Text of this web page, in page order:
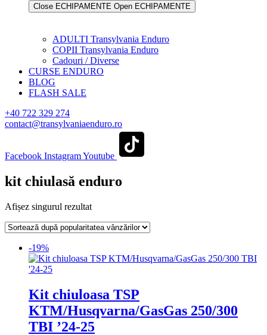
Close ECHIPAMENTE Open ECHIPAMENTE
ADULTI Transylvania Enduro
COPII Transylvania Enduro
Cadouri / Diverse
CURSE ENDURO
BLOG
FLASH SALE
+40 722 329 274
contact@transylvaniaenduro.ro
Facebook InstagramYoutube
kit chiulasă enduro
Afișez singurul rezultat
-19%
Kit chiuloasa TSP
KTM/Husqvarna/GasGas 250/300
TBI ’24-25